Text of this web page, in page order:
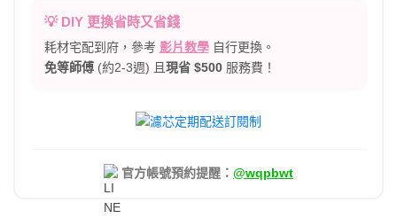
💡 DIY 更換省時又省錢
耗材宅配到府，參考 影片教學自行更換。
免等師傅(約2-3週) 且現省 $500服務費！
官方帳號預約提醒： @wqpbwt